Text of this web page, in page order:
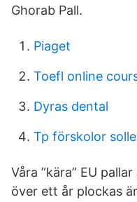
Ghorab Pall.
Piaget
Toefl online
Dyras dental
Tp förskolor
Våra ”kära” EU
över ett år plockas